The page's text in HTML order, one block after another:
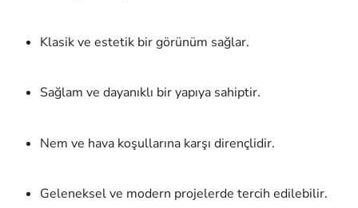
Klasik ve estetik bir görünüm sağlar.
Sağlam ve dayanıklı bir yapıya sahiptir.
Nem ve hava koşullarına karşı dirençlidir.
Geleneksel ve modern projelerde tercih edilebilir.